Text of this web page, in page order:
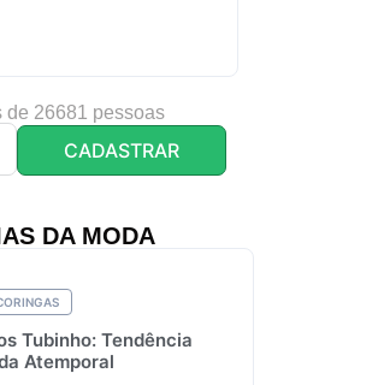
de 26681 pessoas
CADASTRAR
DA MODA
Tubinho: Tendência
Atemporal